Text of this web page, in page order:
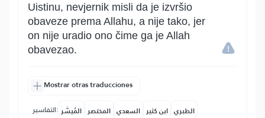
Uistinu, nevjernik misli da je izvršio
obaveze prema Allahu, a nije tako, jer
on nije uradio ono čime ga je Allah
obavezao.
Mostrar otras traducciones
التفاسير: المُيسَّر المختصر السعدي ابن كثير الطبري